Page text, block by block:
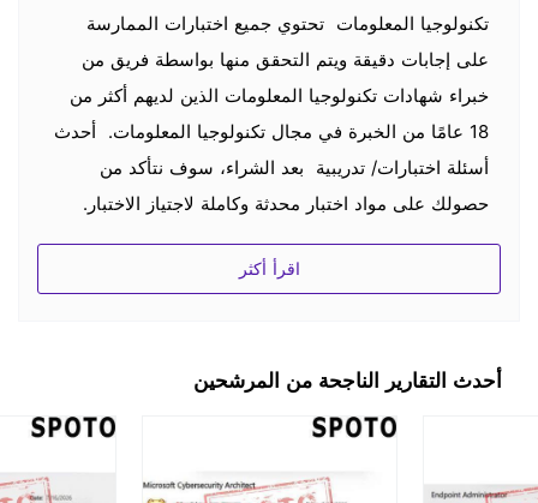
تكنولوجيا المعلومات تحتوي جميع اختبارات الممارسة
على إجابات دقيقة ويتم التحقق منها بواسطة فريق من
خبراء شهادات تكنولوجيا المعلومات الذين لديهم أكثر من
18 عامًا من الخبرة في مجال تكنولوجيا المعلومات. أحدث
أسئلة اختبارات/ تدريبية بعد الشراء، سوف نتأكد من
حصولك على مواد اختبار محدثة وكاملة لاجتياز الاختبار.
اجتياز اختبار الشهادة بسرعة طالما أنك تجتاز الاختبار في
ثلاثة إلى خمسة أيام، يكفي أن تجيب على التمارين بشكل
اقرأ أكثر
أحدث التقارير الناجحة من المرشحين